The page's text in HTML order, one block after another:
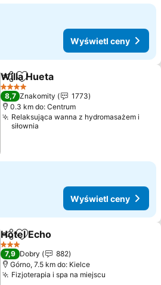
Wyświetl ceny
Udostępnij
Dodaj do ulubionych
Willa Hueta
4 Kategoria
8,7 Znakomity
1773
0.3 km do: Centrum
Relaksująca wanna z hydromasażem i
siłownia
Wyświetl ceny
Udostępnij
Dodaj do ulubionych
Hotel Echo
3 Kategoria
7,9 Dobry
882
Górno, 7.5 km do: Kielce
Fizjoterapia i spa na miejscu